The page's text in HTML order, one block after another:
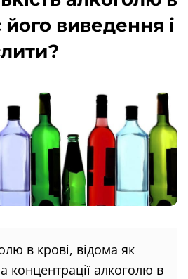
його виведення і
в крові, відома як
концентрації алкоголю в